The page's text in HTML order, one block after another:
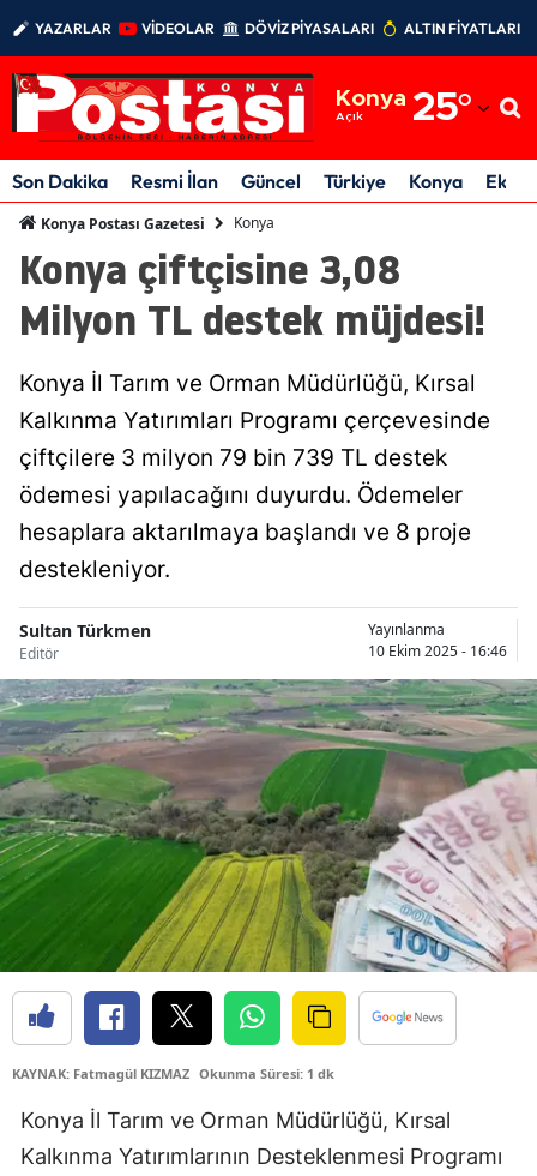
YAZARLAR VİDEOLAR DÖVİZ PİYASALARI ALTIN FİYATLARI
Konya
Açık 25°
Adıyaman
Afyonkarahisar
Amasya
Ankara
Artvin
Aydın
Bingöl
Bitlis
Bolu
Burdur
Bursa
Çanakkale
Çankırı
Çorum
Denizli
Elazığ
Son Dakika Resmi İlan Güncel Türkiye Konya
Konya Postası Gazetesi Konya
Konya çiftçisine 3,08
Milyon TL destek müjdesi!
Konya İl Tarım ve Orman Müdürlüğü, Kırsal
Kalkınma Yatırımları Programı çerçevesinde
çiftçilere 3 milyon 79 bin 739 TL destek
ödemesi yapılacağını duyurdu. Ödemeler
hesaplara aktarılmaya başlandı ve 8 proje
destekleniyor.
Sultan Türkmen
Editör
Yayınlanma
10 Ekim 2025 - 16:46
KAYNAK: Fatmagül KIZMAZ Okunma Süresi: 1 dk
Konya İl Tarım ve Orman Müdürlüğü, Kırsal
Kalkınma Yatırımlarının Desteklenmesi Programı